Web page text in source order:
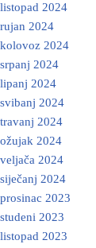
listopad 2024
rujan 2024
kolovoz 2024
srpanj 2024
lipanj 2024
svibanj 2024
travanj 2024
ožujak 2024
veljača 2024
siječanj 2024
prosinac 2023
studeni 2023
listopad 2023